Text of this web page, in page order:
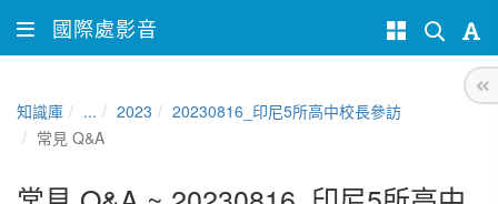
國際處影音
知識庫 ... 2023
20230816_印尼5所高中校長參訪
常見 Q&A